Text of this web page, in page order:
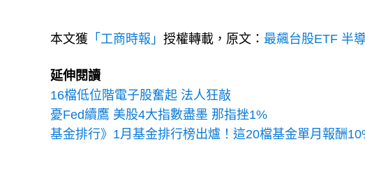
本文獲 「工商時報」 授權轉載，原文： 最飆台股ETF 半
延伸閱讀
16檔低位階電子股奮起 法人狂敲
憂Fed續鷹 美股4大指數盡墨 那指挫1%
基金排行》1月基金排行榜出爐！這20檔基金單月報酬